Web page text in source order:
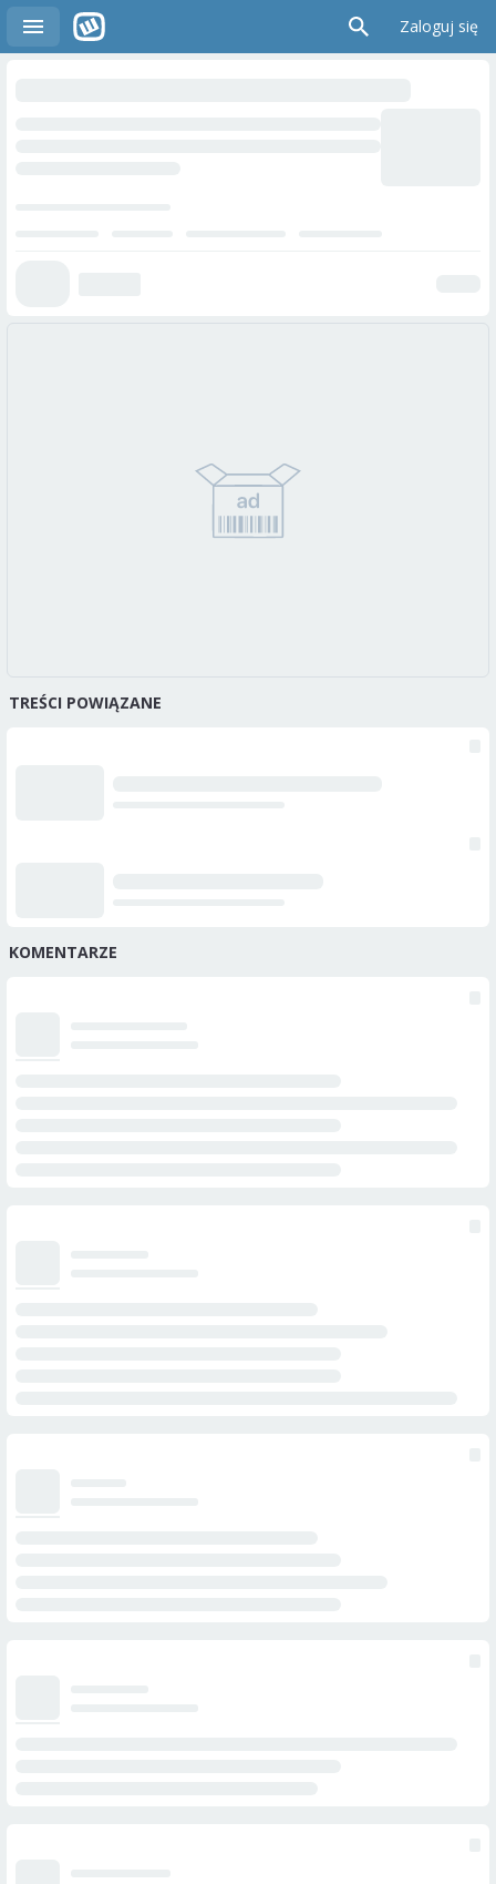
Zaloguj się
TREŚCI POWIĄZANE
KOMENTARZE